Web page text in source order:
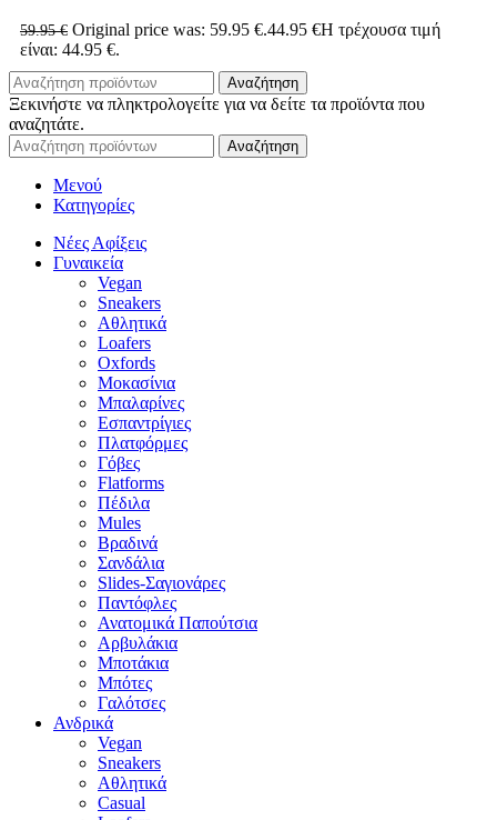
59.95€ Original price was: 59.95 €.44.95 €Η τρέχουσα τιμή
είναι: 44.95 €.
Αναζήτηση
Ξεκινήστε να πληκτρολογείτε για να δείτε τα προϊόντα που
αναζητάτε.
Αναζήτηση
Μενού
Κατηγορίες
Νέες Αφίξεις
Γυναικεία
Vegan
Sneakers
Αθλητικά
Loafers
Oxfords
Μοκασίνια
Μπαλαρίνες
Εσπαντρίγιες
Πλατφόρμες
Γόβες
Flatforms
Πέδιλα
Mules
Βραδινά
Σανδάλια
Slides-Σαγιονάρες
Παντόφλες
Ανατομικά Παπούτσια
Αρβυλάκια
Μποτάκια
Μπότες
Γαλότσες
Ανδρικά
Vegan
Sneakers
Αθλητικά
Casual